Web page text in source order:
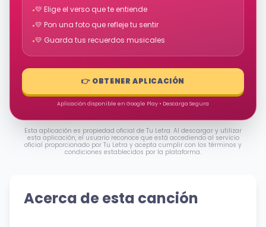
•💛 Elige el verso que te entiende
•💛 Pon una foto que refleje tu sentir
•💛 Guarda tus recuerdos musicales
👉 OBTENER APLICACIÓN
Aplicación disponible en Google Play • Descarga Segura
Esta aplicación es propiedad oficial de Tu Letra. Al descargar y utilizar
esta aplicación, el usuario reconoce que está accediendo al servicio
oficial proporcionado por Tu Letra y acepta cumplir con los términos y
condiciones establecidos por la plataforma.
Acerca de esta canción